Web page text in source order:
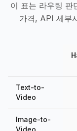
이 표는 라우팅 판
가격, API 세부
Text-to-
Video
Image-to-
Video